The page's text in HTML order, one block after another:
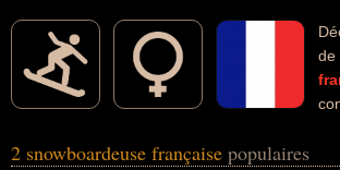
de
sexe féminin) peuvent avoir des liens variés
2 snowboardeuse française populaires